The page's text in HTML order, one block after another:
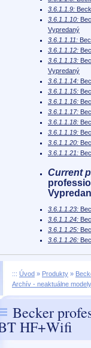
3.6.1.1.9:
3.6.1.1.10:
Vypredaný
3.6.1.1.11:
3.6.1.1.12:
3.6.1.1.13:
Vypredaný
3.6.1.1.14:
3.6.1.1.15:
3.6.1.1.16:
3.6.1.1.17:
3.6.1.1.18:
3.6.1.1.19:
3.6.1.1.20:
3.6.1.1.21:
Current
3.6.1.1.23:
3.6.1.1.24:
3.6.1.1.25:
3.6.1.1.26:
::: Úvod » Produkty »
Archív - neaktuálne modely
Becker
HF+Wifi